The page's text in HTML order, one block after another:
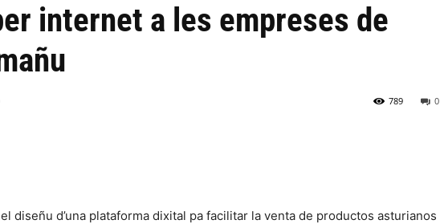
internet a les empreses de
0
789
diseñu d’una plataforma dixital pa facilitar la venta de productos asturianos